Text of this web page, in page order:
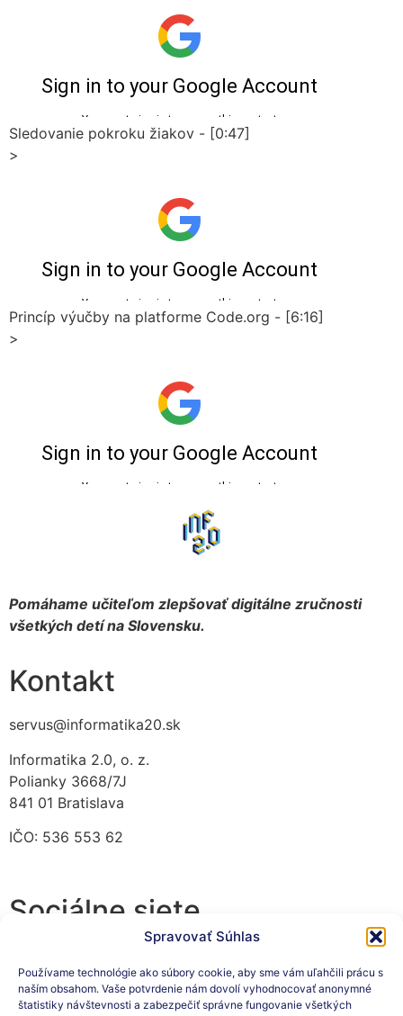
Spravovať Súhlas
Používame technológie ako súbory cookie, aby sme vám uľahčili prácu s
naším obsahom. Vaše potvrdenie nám dovolí vyhodnocovať anonymné
štatistiky návštevnosti a zabezpečiť správne fungovanie všetkých
Sledovanie pokroku žiakov - [0:47]
>
Princíp výučby na platforme Code.org - [6:16]
>
Pomáhame učiteľom zlepšovať digitálne zručnosti
všetkých detí na Slovensku.
Kontakt
servus@informatika20.sk
Informatika 2.0, o. z.
Polianky 3668/7J
841 01 Bratislava
IČO: 536 553 62
Sociálne siete
Prihláste sa na odber nášho